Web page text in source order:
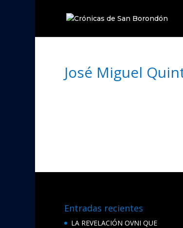
José Miguel
Entradas recientes
LA REVELACIÓN OVNI QUE